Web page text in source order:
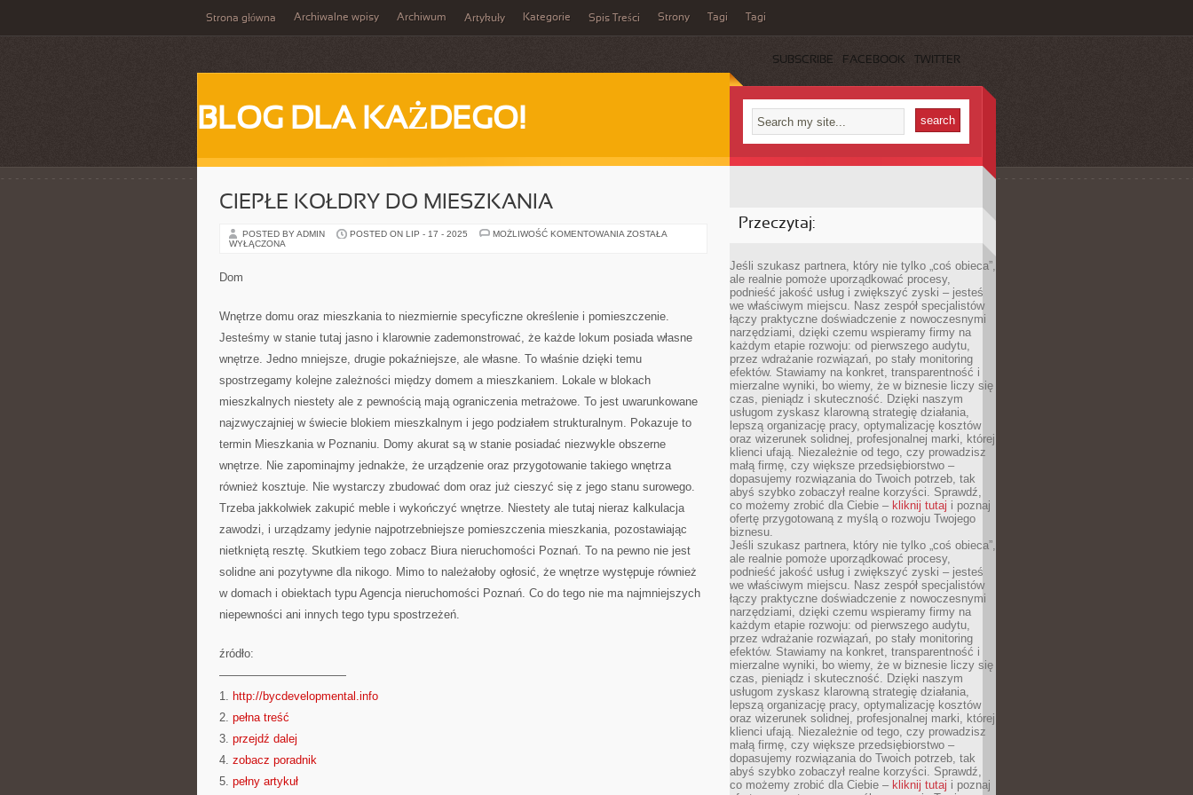
Strona główna Archiwalne wpisy Archiwum Artykuły Kategorie Spis Treści Strony Tagi Tagi
SUBSCRIBE FACEBOOK TWITTER
BLOG DLA KAŻDEGO!
CIEPŁE KOŁDRY DO MIESZKANIA
POSTED BY ADMIN POSTED ON LIP - 17 - 2025 MOŻLIWOŚĆ KOMENTOWANIA CIEPŁE
ZOSTAŁA
WYŁĄCZONA
Dom
Wnętrze domu oraz mieszkania to niezmiernie specyficzne określenie i pomieszczenie.
Jesteśmy w stanie tutaj jasno i klarownie zademonstrować, że każde lokum posiada własne
wnętrze. Jedno mniejsze, drugie pokaźniejsze, ale własne. To właśnie dzięki temu
spostrzegamy kolejne zależności między domem a mieszkaniem. Lokale w blokach
mieszkalnych niestety ale z pewnością mają ograniczenia metrażowe. To jest uwarunkowane
najzwyczajniej w świecie blokiem mieszkalnym i jego podziałem strukturalnym. Pokazuje to
termin Mieszkania w Poznaniu. Domy akurat są w stanie posiadać niezwykle obszerne
wnętrze. Nie zapominajmy jednakże, że urządzenie oraz przygotowanie takiego wnętrza
również kosztuje. Nie wystarczy zbudować dom oraz już cieszyć się z jego stanu surowego.
Trzeba jakkolwiek zakupić meble i wykończyć wnętrze. Niestety ale tutaj nieraz kalkulacja
zawodzi, i urządzamy jedynie najpotrzebniejsze pomieszczenia mieszkania, pozostawiając
nietkniętą resztę. Skutkiem tego zobacz Biura nieruchomości Poznań. To na pewno nie jest
solidne ani pozytywne dla nikogo. Mimo to należałoby ogłosić, że wnętrze występuje również
w domach i obiektach typu Agencja nieruchomości Poznań. Co do tego nie ma najmniejszych
niepewności ani innych tego typu spostrzeżeń.
źródło:
———————————
1. http://bycdevelopmental.info
2. pełna treść
3. przejdź dalej
4. zobacz poradnik
5. pełny artykuł
Przeczytaj:
Jeśli szukasz partnera, który nie tylko „coś obieca”,
ale realnie pomoże uporządkować procesy,
podnieść jakość usług i zwiększyć zyski – jesteś
we właściwym miejscu. Nasz zespół specjalistów
łączy praktyczne doświadczenie z nowoczesnymi
narzędziami, dzięki czemu wspieramy firmy na
każdym etapie rozwoju: od pierwszego audytu,
przez wdrażanie rozwiązań, po stały monitoring
efektów. Stawiamy na konkret, transparentność i
mierzalne wyniki, bo wiemy, że w biznesie liczy się
czas, pieniądz i skuteczność. Dzięki naszym
usługom zyskasz klarowną strategię działania,
lepszą organizację pracy, optymalizację kosztów
oraz wizerunek solidnej, profesjonalnej marki, której
klienci ufają. Niezależnie od tego, czy prowadzisz
małą firmę, czy większe przedsiębiorstwo –
dopasujemy rozwiązania do Twoich potrzeb, tak
abyś szybko zobaczył realne korzyści. Sprawdź,
co możemy zrobić dla Ciebie – kliknij tutaj i poznaj
ofertę przygotowaną z myślą o rozwoju Twojego
biznesu.
Jeśli szukasz partnera, który nie tylko „coś obieca”,
ale realnie pomoże uporządkować procesy,
podnieść jakość usług i zwiększyć zyski – jesteś
we właściwym miejscu. Nasz zespół specjalistów
łączy praktyczne doświadczenie z nowoczesnymi
narzędziami, dzięki czemu wspieramy firmy na
każdym etapie rozwoju: od pierwszego audytu,
przez wdrażanie rozwiązań, po stały monitoring
efektów. Stawiamy na konkret, transparentność i
mierzalne wyniki, bo wiemy, że w biznesie liczy się
czas, pieniądz i skuteczność. Dzięki naszym
usługom zyskasz klarowną strategię działania,
lepszą organizację pracy, optymalizację kosztów
oraz wizerunek solidnej, profesjonalnej marki, której
klienci ufają. Niezależnie od tego, czy prowadzisz
małą firmę, czy większe przedsiębiorstwo –
dopasujemy rozwiązania do Twoich potrzeb, tak
abyś szybko zobaczył realne korzyści. Sprawdź,
co możemy zrobić dla Ciebie – kliknij tutaj i poznaj